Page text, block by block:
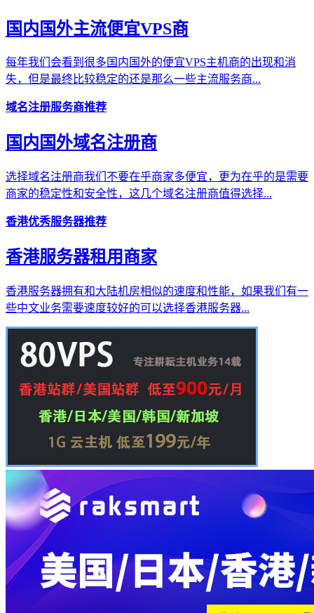
国内国外主流便宜VPS商
每年我们会看到很多国内国外的便宜VPS主机商的出现和消
失，但是最终比较稳定的还是那么一些主流服务商...
域名注册服务商推荐
国内国外域名注册商
选择域名注册商我们不要在乎商家多便宜，更为在乎的是需要
商家的稳定性和安全性，这几个域名注册商值得选择...
香港优秀服务器推荐
香港服务器租用商家
香港服务器拥有和大陆机房相似的速度和性能，如果我们有一
些中文业务需要速度较好的可以选择香港服务器...